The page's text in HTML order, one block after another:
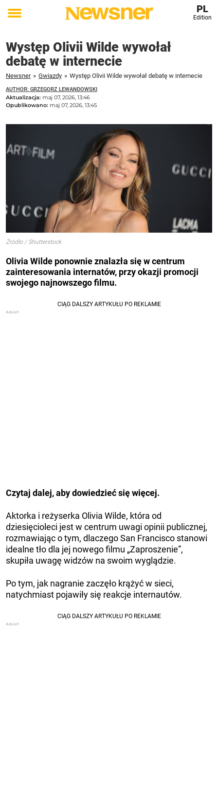
Toggle
PL
Edition
Występ Olivii Wilde wywołał
debatę w internecie
Newsner » Gwiazdy » Występ Olivii Wilde wywołał debatę w internecie
AUTHOR: GRZEGORZ LEWANDOWSKI
Aktualizacja: maj 07, 2026, 13:46
Opublikowano: maj 07, 2026, 13:45
Źródło / Shutterstock
Olivia Wilde ponownie znalazła się w centrum
zainteresowania internatów, przy okazji promocji
swojego najnowszego filmu.
Czytaj dalej, aby dowiedzieć się więcej.
Aktorka i reżyserka Olivia Wilde, która od
dziesięcioleci jest w centrum uwagi opinii publicznej,
rozmawiając o tym, dlaczego San Francisco stanowi
idealne tło dla jej nowego filmu „Zaproszenie”,
skupiła uwagę widzów na swoim wyglądzie.
Po tym, jak nagranie zaczęło krążyć w sieci,
natychmiast pojawiły się reakcje internautów.